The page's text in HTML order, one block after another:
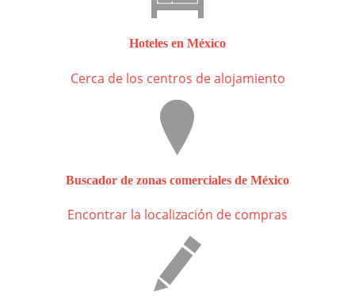
Hoteles en México
Cerca de los centros de alojamiento
Buscador de zonas comerciales de México
Encontrar la localización de compras